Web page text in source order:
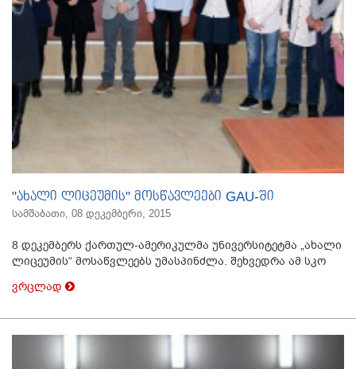
"ახალი ლიცეუმის" მოსწავლეები GAU-ში
სამშაბათი, 08 დეკემბერი, 2015
8 დეკემბერს ქართულ-ამერიკულმა უნივერსიტეტმა „ახალი
ლიცეუმის“ მოსაწვლეებს უმასპინძლა. შეხვედრა ამ სკო
ვრცლად